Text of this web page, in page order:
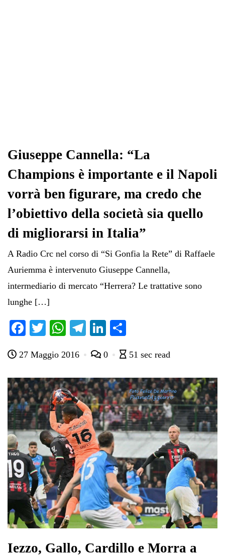
Giuseppe Cannella: “La
Champions è importante e il Napoli
vorrà ben figurare, ma credo che
l’obiettivo della società sia quello
di migliorarsi in Italia”
A Radio Crc nel corso di “Si Gonfia la Rete” di Raffaele
Auriemma è intervenuto Giuseppe Cannella,
intermediario di mercato “Herrera? Le trattative sono
lunghe […]
Fa
bo
ok
T
tte
r
W
ts
A
pp
Te
gr
a
m
Li
ed
In
di
vi
di
27 Maggio 2016 0 51 sec read
Iezzo, Gallo, Cardillo e Morra a